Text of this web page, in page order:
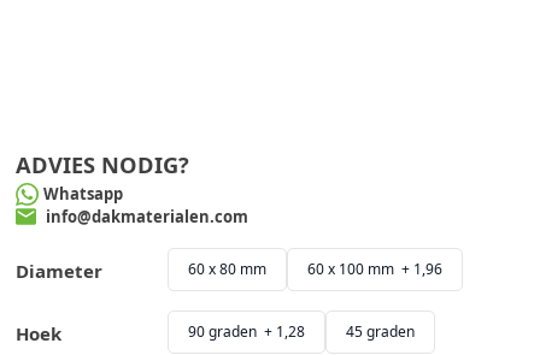
ADVIES NODIG?
Whatsapp
info@dakmaterialen.com
Diameter 60 x 80 mm 60 x 100 mm + 1,96
Hoek 90 graden + 1,28 45 graden